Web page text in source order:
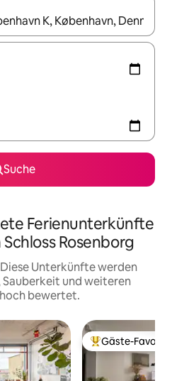
sind, navigiere mit den
Suche
Ferienunterkünfte
Rosenborg
Unterkünfte werden
und weiteren
bewertet.
Beliebter Gäste-
Gäste-Favorit